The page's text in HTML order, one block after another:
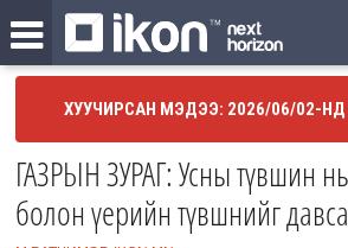
ХУУЧИРСАН МЭДЭЭ: 2026/06/02-
ГАЗРЫН ЗУРАГ: Усны түвшин
болон үерийн түвшнийг